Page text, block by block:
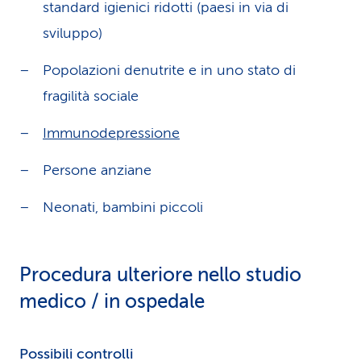
standard igienici ridotti (paesi in via di
sviluppo)
Popolazioni denutrite e in uno stato di
fragilità sociale
Immunodepressione
Persone anziane
Neonati, bambini piccoli
Procedura ulteriore nello studio
medico / in ospedale
Possibili controlli